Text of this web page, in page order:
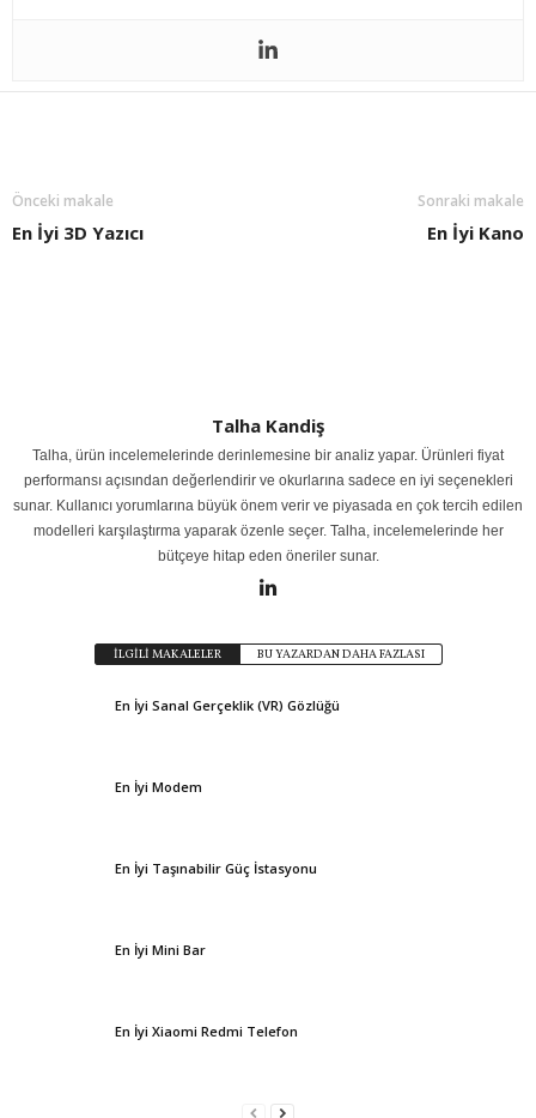
Önceki makale
En İyi 3D Yazıcı
Sonraki makale
En İyi Kano
Talha Kandiş
Talha, ürün incelemelerinde derinlemesine bir analiz yapar. Ürünleri fiyat
performansı açısından değerlendirir ve okurlarına sadece en iyi seçenekleri
sunar. Kullanıcı yorumlarına büyük önem verir ve piyasada en çok tercih edilen
modelleri karşılaştırma yaparak özenle seçer. Talha, incelemelerinde her
bütçeye hitap eden öneriler sunar.
İLGİLİ MAKALELER BU YAZARDAN DAHA FAZLASI
En İyi Sanal Gerçeklik (VR) Gözlüğü
En İyi Modem
En İyi Taşınabilir Güç İstasyonu
En İyi Mini Bar
En İyi Xiaomi Redmi Telefon